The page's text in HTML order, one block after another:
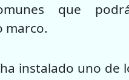
que
marco.
instalado uno de